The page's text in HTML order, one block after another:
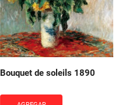
Bouquet de soleils 1890